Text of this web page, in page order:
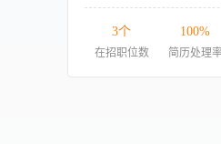
3个
在招职位数
100%
简历处理